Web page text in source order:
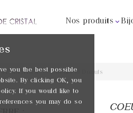
you the best possible
By clicking OK, you
If you would like to
you may do so
Nos produits 
PENDENTIFS Coeurs et Donuts